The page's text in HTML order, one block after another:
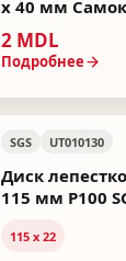
х 40 мм
2 MDL
Подробнее
SGS UT010130
Диск
115 мм P100
115 х 22